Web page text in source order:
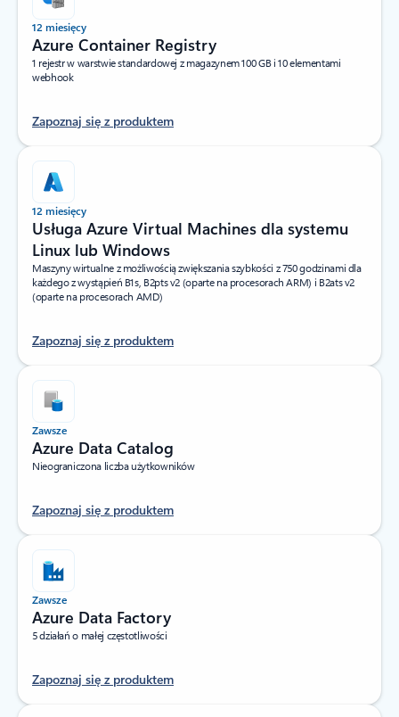
12 miesięcy
Azure Container Registry
1 rejestr w warstwie standardowej z magazynem 100 GB i 10 elementami
webhook
Zapoznaj się z produktem
12 miesięcy
Usługa Azure Virtual Machines dla systemu
Linux lub Windows
Maszyny wirtualne z możliwością zwiększania szybkości z 750 godzinami dla
każdego z wystąpień B1s, B2pts v2 (oparte na procesorach ARM) i B2ats v2
(oparte na procesorach AMD)
Zapoznaj się z produktem
Zawsze
Azure Data Catalog
Nieograniczona liczba użytkowników
Zapoznaj się z produktem
Zawsze
Azure Data Factory
5 działań o małej częstotliwości
Zapoznaj się z produktem